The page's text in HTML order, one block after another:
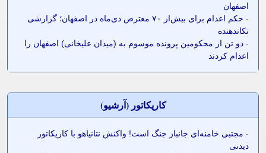
اصفهان
-
حکم اعدام برای بیش‌از ۷۰ معترض دی‌ماه در اصفهان؛ گزارشی
تکاندهنده
- دو تن از محکومین پرونده موسوم به (میدان علیخانی) اصفهان را
اعدام کردند
کاريکاتور (آرشيو)
- مجتبی خامنه‌ای جانباز جنگ است! واکنش نتانیاهو با کاریکاتور
دیدنی